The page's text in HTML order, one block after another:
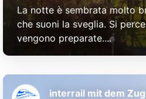
La notte è sembrata molto
che suoni la sveglia. Si
vengono preparate....
interrail mit dem